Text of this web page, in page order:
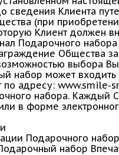
Клиента
(при
Клиент должен
Подарочного
Общества
выбора
набор может входить
по адресу: www.smile-
набора. Каждый
в форме
Подарочного
набор